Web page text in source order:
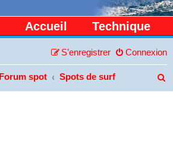
Accueil Technique
Connexion
S’enregistrer
Forum spot Spots de surf